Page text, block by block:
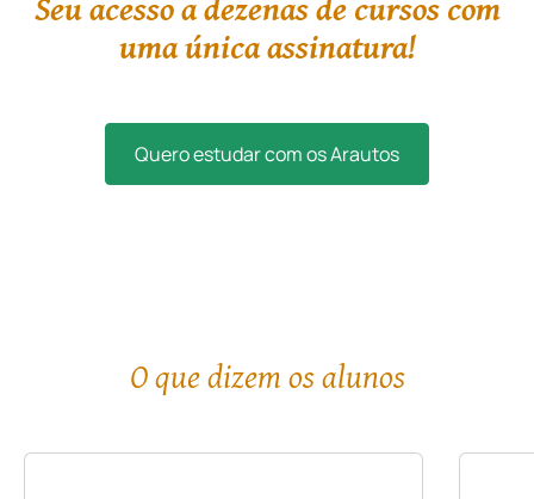
uma única assinatura!
Quero estudar com os Arautos
O que dizem os alunos